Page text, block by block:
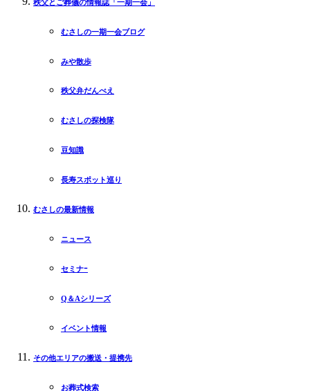
秩父とご葬儀の情報誌「一期一会」
むさしの一期一会ブログ
みや散歩
秩父弁だんべえ
むさしの探検隊
豆知識
長寿スポット巡り
むさしの最新情報
ニュース
セミナｰ
Q＆Aシリーズ
イベント情報
その他エリアの搬送・提携先
お葬式検索